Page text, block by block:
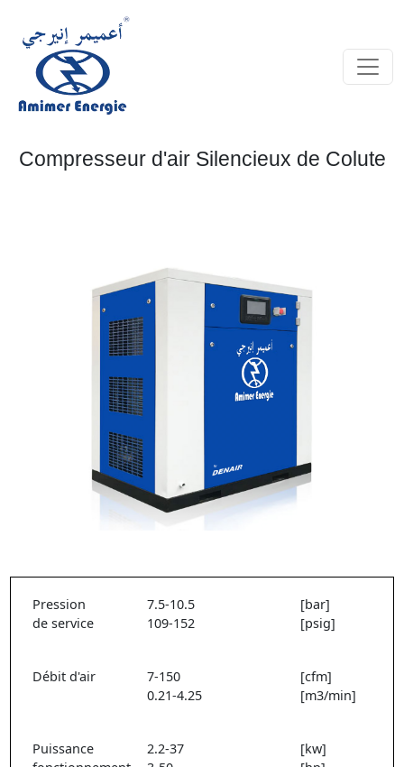
Compresseur d'air Silencieux de Colute
Pression
de service
7.5-10.5
109-152
[bar]
[psig]
Débit d'air
7-150
0.21-4.25
[cfm]
[m3/min]
Puissance
2.2-37
[kw]